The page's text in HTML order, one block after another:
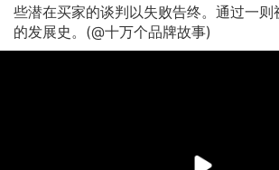
些潜在买家的谈判以失败告终。通过一则
的发展史。(@十万个品牌故事)